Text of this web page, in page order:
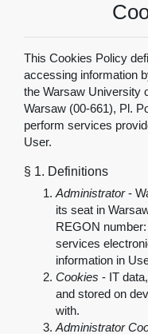
This Cookies Policy
accessing information
the Warsaw University
Warsaw (00-661), Pl.
perform services
User.
§ 1. Definitions
Administrator-
its seat in
REGON
services
information in
Cookies - IT
and stored on
with.
Administrator